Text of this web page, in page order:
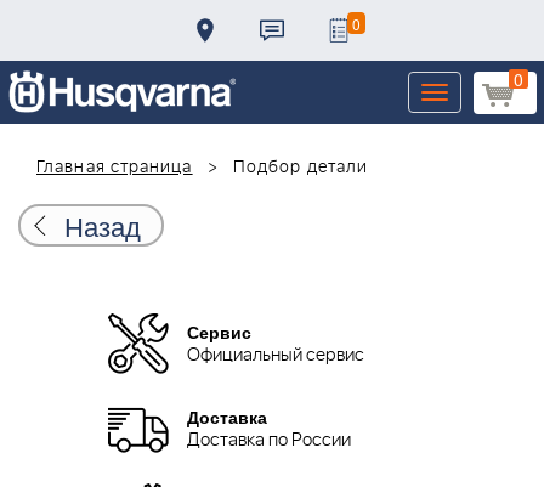
0
0
Toggle
navigation
Главная страница
Подбор детали
Назад
Сервис
Официальный сервис
Доставка
Доставка по России